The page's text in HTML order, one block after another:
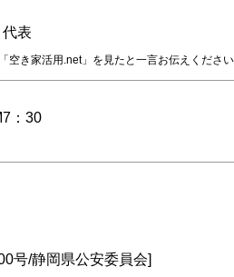
表
空き家活用.net」を見たと一言お伝えください
：30
号/静岡県公安委員会]